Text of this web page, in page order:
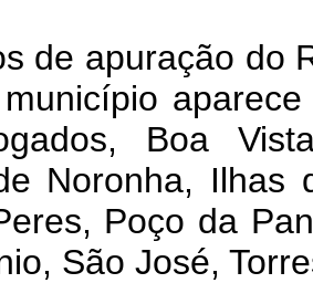
de apuração do
Boa
Noronha, Ilhas
Poço da
São José,